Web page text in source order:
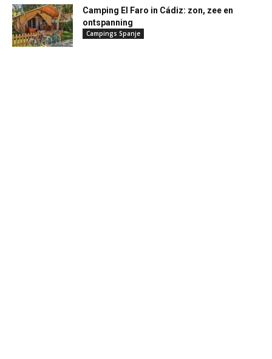
Camping El Faro in Cádiz: zon, zee en
ontspanning
Campings Spanje